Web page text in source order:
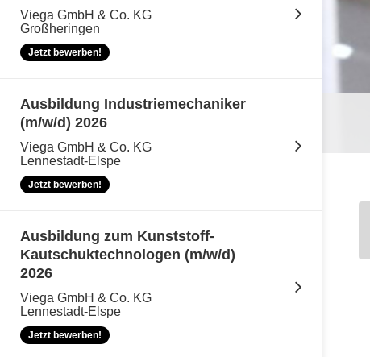
Viega GmbH & Co. KG
Großheringen
Jetzt bewerben!
Ausbildung Industriemechaniker
(m/w/d) 2026
Viega GmbH & Co. KG
Lennestadt-Elspe
Jetzt bewerben!
Ausbildung zum Kunststoff-
Kautschuktechnologen (m/w/d)
2026
Viega GmbH & Co. KG
Lennestadt-Elspe
Jetzt bewerben!